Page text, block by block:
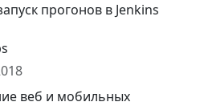
прогонов в Jenkins
веб и мобильных